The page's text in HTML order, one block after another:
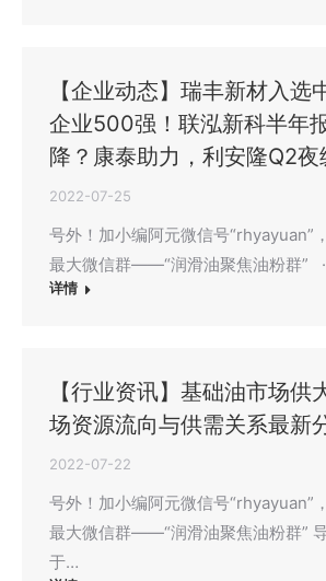
【企业动态】瑞丰新材入选
企业500强！联泓新科半年
降？康泰助力，利安隆Q2夜
2022-07-25
号外！加小编阿元微信号“rhyayuan”
最大微信群——“润滑油聚焦油粉群”
详情
【行业资讯】基础油市场供
场资源流向与供需关系最新
2022-07-22
号外！加小编阿元微信号“rhyayuan”
最大微信群——“润滑油聚焦油粉群”
于…